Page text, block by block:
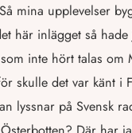
mina upplevelser
här inlägget så
inte hört talas om
skulle det var känt i
lyssnar på Svensk